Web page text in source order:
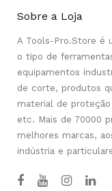
Sobre a Loja
A Tools-Pro.Store é
o tipo de
equipamentos
de corte, produtos
material de
etc. Mais de 70000
melhores marcas,
indústria e